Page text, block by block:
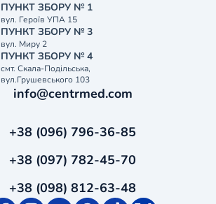
ПУНКТ ЗБОРУ № 1
вул. Героїв УПА 15
ПУНКТ ЗБОРУ № 3
вул. Миру 2
ПУНКТ ЗБОРУ № 4
смт. Скала-Подільська,
вул.Грушевського 103
info@centrmed.com
+38 (096) 796-36-85
+38 (097) 782-45-70
+38 (098) 812-63-48